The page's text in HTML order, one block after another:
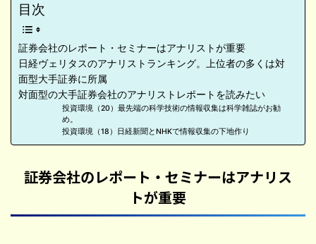
目次
証券会社のレポート・セミナーはアナリストが重要
日経ヴェリタスのアナリストランキング。上位者の多くは対
面型大手証券に所属
対面型の大手証券会社のアナリストレポートを読みたい
投資環境（20）最先端の科学技術の情報収集は科学雑誌がお勧
め。
投資環境（18）日経新聞とNHKで情報収集の下地作り
証券会社のレポート・セミナーはアナリス
トが重要